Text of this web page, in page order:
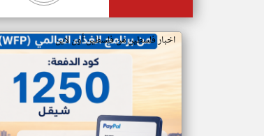
اخبار فلسطين من فلسطين أون لاين